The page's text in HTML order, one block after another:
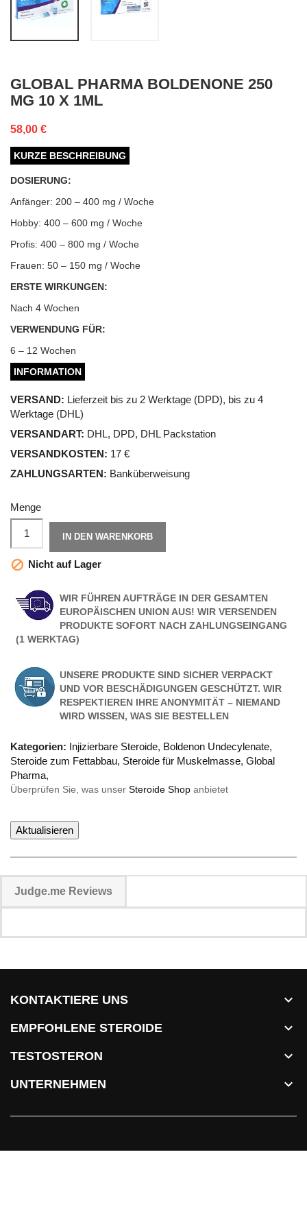
GLOBAL PHARMA BOLDENONE 250
MG 10 X 1ML
58,00 €
KURZE BESCHREIBUNG
DOSIERUNG:
Anfänger: 200 – 400 mg / Woche
Hobby: 400 – 600 mg / Woche
Profis: 400 – 800 mg / Woche
Frauen: 50 – 150 mg / Woche
ERSTE WIRKUNGEN:
Nach 4 Wochen
VERWENDUNG FÜR:
6 – 12 Wochen
INFORMATION
VERSAND: Lieferzeit bis zu 2 Werktage (DPD), bis zu 4
Werktage (DHL)
VERSANDART: DHL, DPD, DHL Packstation
VERSANDKOSTEN: 17 €
ZAHLUNGSARTEN: Banküberweisung
Menge
IN DEN WARENKORB
 Nicht auf Lager
WIR FÜHREN AUFTRÄGE IN DER GESAMTEN
EUROPÄISCHEN UNION AUS! WIR VERSENDEN
PRODUKTE SOFORT NACH ZAHLUNGSEINGANG
(1 WERKTAG)
UNSERE PRODUKTE SIND SICHER VERPACKT
UND VOR BESCHÄDIGUNGEN GESCHÜTZT. WIR
RESPEKTIEREN IHRE ANONYMITÄT – NIEMAND
WIRD WISSEN, WAS SIE BESTELLEN
Kategorien: Injizierbare Steroide, Boldenon Undecylenate,
Steroide zum Fettabbau, Steroide für Muskelmasse, Global
Pharma,
Überprüfen Sie, was unser Steroide Shop anbietet
Judge.me Reviews
KONTAKTIERE UNS 
EMPFOHLENE STEROIDE 
TESTOSTERON 
UNTERNEHMEN 